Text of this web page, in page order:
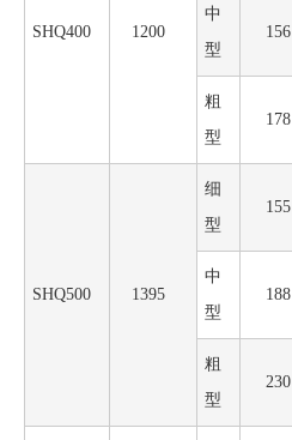
SHQ400 1200
中
型
156
粗
型
178
SHQ500 1395
细
型
155
中
型
188
粗
型
230